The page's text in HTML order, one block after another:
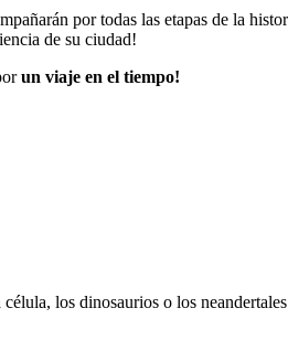
por todas las etapas de la
de su ciudad!
un viaje en el tiempo!
célula, los dinosaurios o los